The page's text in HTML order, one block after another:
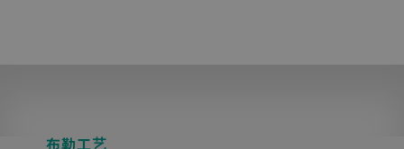
布勒工艺